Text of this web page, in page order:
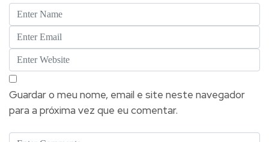
Guardar o meu nome, email e site neste navegador
para a próxima vez que eu comentar.